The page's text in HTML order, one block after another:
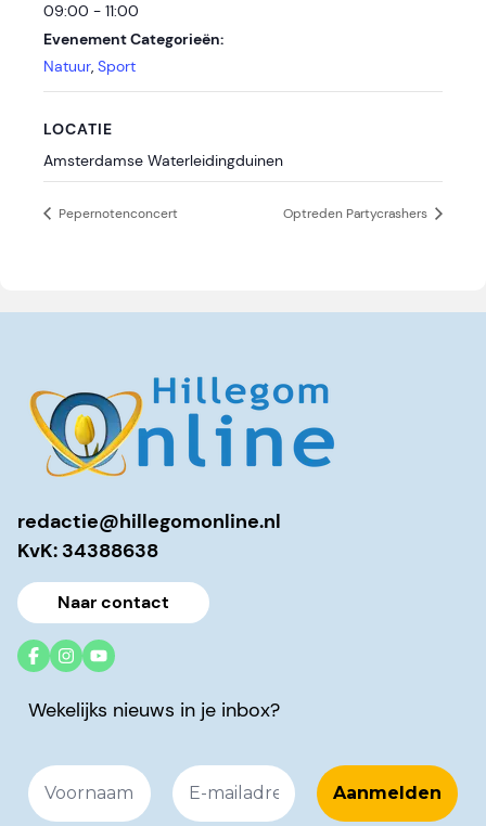
09:00 - 11:00
Evenement Categorieën:
Natuur, Sport
LOCATIE
Amsterdamse Waterleidingduinen
Pepernotenconcert Optreden Partycrashers
redactie@hillegomonline.nl
KvK: 34388638
Naar contact
Wekelijks nieuws in je inbox?